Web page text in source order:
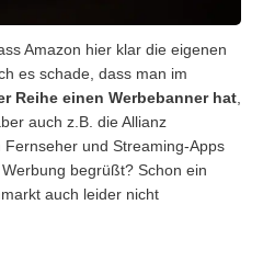
Amazon hier klar die eigenen
es schade, dass man im
Reihe einen Werbebanner hat
auch z.B. die Allianz
und Streaming-Apps
begrüßt? Schon ein
auch leider nicht